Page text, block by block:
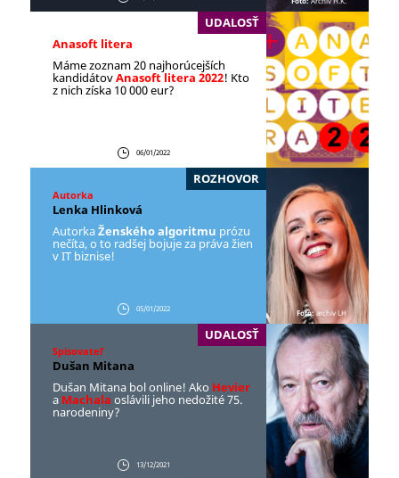
UDALOSŤ
Anasoft litera
Máme zoznam 20 najhorúcejších
kandidátovAnasoft litera 2022! Kto
z nich získa 10 000 eur?
06/01/2022
ROZHOVOR
Autorka
Lenka Hlinková
AutorkaŽenského algoritmu prózu
nečíta, o to radšej bojuje za práva žien
v IT biznise!
05/01/2022 Foto:archív LH
UDALOSŤ
Spisovateľ
Dušan Mitana
Dušan Mitana bol online! Ako Hevier
a Machala oslávili jeho nedožité 75.
narodeniny?
13/12/2021